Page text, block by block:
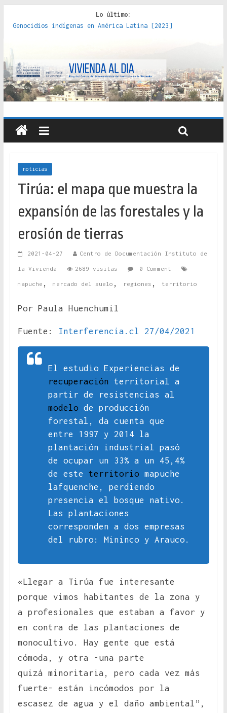
Lo último:
Genocidios indígenas en América Latina [2023]
políticas, prácticas y representaciones [2022]
crítica de las fronteras latinoamericanas [2020]
Criterios técnicos para una vivienda adecuada [2019]
Red de consultorios de la Caja del Seguro Obrero en
Santiago : un patrimonio emblemático [2014]
noticias
Tirúa: el mapa que muestra la
expansión de las forestales y la
erosión de tierras
2021-04-27 Centro de Documentación Instituto de
la Vivienda 2689 visitas 0 Comment
mapuche , mercado del suelo , regiones , territorio
Por Paula Huenchumil
Fuente: Interferencia.cl 27/04/2021
El estudio Experiencias de
recuperación territorial a
partir de resistencias al
modelo de producción
forestal , da cuenta que
entre 1997 y 2014 la
plantación industrial pasó
de ocupar un 33% a un 45,4%
de este territorio mapuche
lafquenche, perdiendo
presencia el bosque nativo.
Las plantaciones
corresponden a dos empresas
del rubro: Mininco y Arauco.
«Llegar a Tirúa fue interesante
porque vimos habitantes de la zona y
a profesionales que estaban a favor y
en contra de las plantaciones de
monocultivo. Hay gente que está
cómoda, y otra -una parte
quizá minoritaria, pero cada vez más
fuerte- están incómodos por la
escasez de agua y el daño ambiental”,